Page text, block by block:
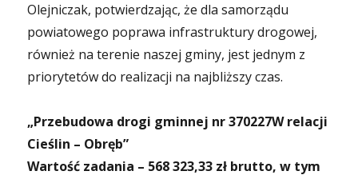
Olejniczak, potwierdzając, że dla samorządu
powiatowego poprawa infrastruktury drogowej,
również na terenie naszej gminy, jest jednym z
priorytetów do realizacji na najbliższy czas.
„Przebudowa drogi gminnej nr 370227W relacji
Cieślin – Obręb”
Wartość zadania – 568 323,33 zł brutto, w tym